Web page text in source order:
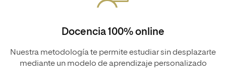
Docencia 100% online
Nuestra metodología te permite estudiar sin desplazarte
mediante un modelo de aprendizaje personalizado